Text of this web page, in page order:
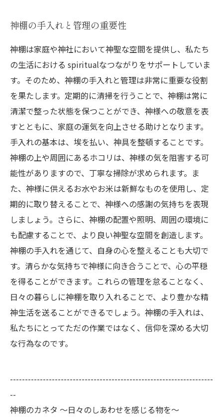
神棚の手入れと管理の重要性
神棚は家庭や神社において神聖な空間を提供し、私たち
の生活における spiritualなつながりをサポートしていま
す。そのため、神棚の手入れと管理は非常に重要な役割
を果たします。定期的に清掃を行うことで、神棚は常に
清潔で整った状態を保つことができ、神様への敬意を表
すとともに、家庭の運気を向上させる助けとなります。
手入れの基本は、埃を払い、神具を整頓することです。
神棚の上や周囲にあるホコリは、神様の気を阻害する可
能性がありますので、丁寧な掃除が求められます。ま
た、神様に供えるお水やお米は新鮮なものを使用し、定
期的に取り替えることで、神様への感謝の気持ちを表現
しましょう。さらに、神棚の配置や照明、周囲の環境に
も配慮することで、より良い神聖な空間を創造します。
神棚の手入れを通じて、自身の心を整えることも大切で
す。清らかな気持ちで神様に向き合うことで、心の平穏
を得ることができます。これらの管理を怠ることなく、
日々の暮らしに神棚を取り入れることで、より豊かな精
神生活を送ることができるでしょう。神棚の手入れは、
私たちにとってただの作業ではなく、信仰を深める大切
な行為なのです。
--------------------------------------------------------------------
--
神棚のカネタ ～日々のしあわせを感じる物を～